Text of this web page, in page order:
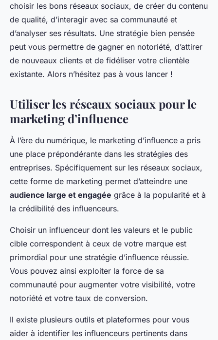
choisir les bons réseaux sociaux, de créer du contenu
de qualité, d’interagir avec sa communauté et
d’analyser ses résultats. Une stratégie bien pensée
peut vous permettre de gagner en notoriété, d’attirer
de nouveaux clients et de fidéliser votre clientèle
existante. Alors n’hésitez pas à vous lancer !
Utiliser les réseaux sociaux pour le
marketing d’influence
À l’ère du numérique, le marketing d’influence a pris
une place prépondérante dans les stratégies des
entreprises. Spécifiquement sur les réseaux sociaux,
cette forme de marketing permet d’atteindre une
audience large et engagée grâce à la popularité et à
la crédibilité des influenceurs.
Choisir un influenceur dont les valeurs et le public
cible correspondent à ceux de votre marque est
primordial pour une stratégie d’influence réussie.
Vous pouvez ainsi exploiter la force de sa
communauté pour augmenter votre visibilité, votre
notoriété et votre taux de conversion.
Il existe plusieurs outils et plateformes pour vous
aider à identifier les influenceurs pertinents dans